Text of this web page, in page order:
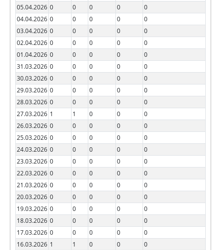
05.04.2026 0 0 0 0
0
04.04.2026 0 0 0 0
0
03.04.2026 0 0 0 0
0
02.04.2026 0 0 0 0
0
01.04.2026 0 0 0 0
0
31.03.2026 0 0 0 0
0
30.03.2026 0 0 0 0
0
29.03.2026 0 0 0 0
0
28.03.2026 0 0 0 0
0
27.03.2026 1 1 0 0
0
26.03.2026 0 0 0 0
0
25.03.2026 0 0 0 0
0
24.03.2026 0 0 0 0
0
23.03.2026 0 0 0 0
0
22.03.2026 0 0 0 0
0
21.03.2026 0 0 0 0
0
20.03.2026 0 0 0 0
0
19.03.2026 0 0 0 0
0
18.03.2026 0 0 0 0
0
17.03.2026 0 0 0 0
0
16.03.2026 1 1 0 0
0